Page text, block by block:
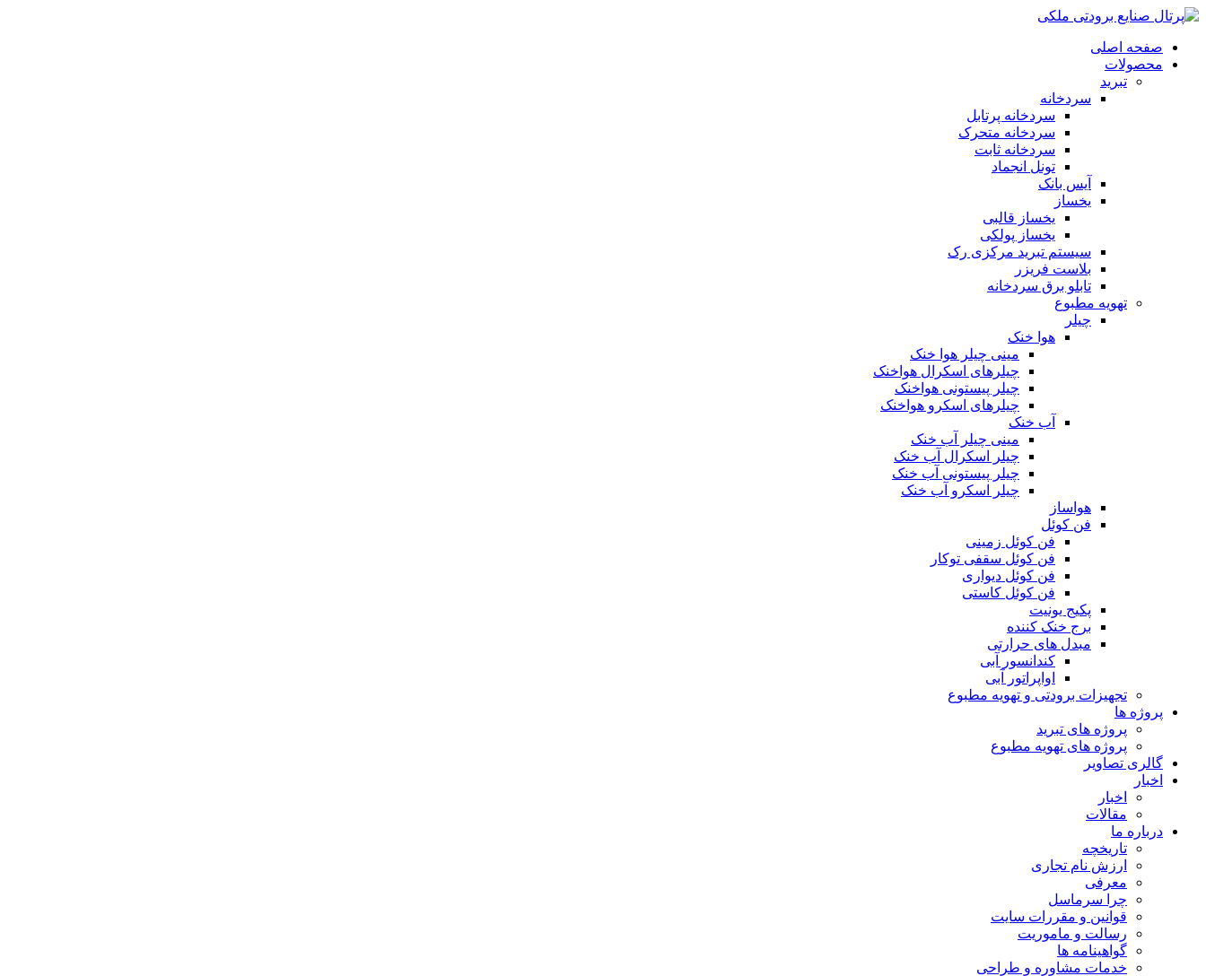
صفحه اصلی
محصولات
تبرید
سردخانه
سردخانه پرتابل
سردخانه متحرک
سردخانه ثابت
تونل انجماد
آیس بانک
یخساز
یخساز قالبی
یخساز پولکی
سیستم تبرید مرکزی رک
بلاست فریزر
تابلو برق سردخانه
تهویه مطبوع
چیلر
هوا خنک
مینی چیلر هوا خنک
چیلرهای اسکرال هواخنک
چیلر پیستونی هواخنک
چیلرهای اسکرو هواخنک
آب خنک
مینی چیلر آب خنک
چیلر اسکرال آب خنک
چیلر پیستونی آب خنک
چیلر اسکرو آب خنک
هواساز
فن کوئل
فن کوئل زمینی
فن کوئل سقفی توکار
فن کوئل دیواری
فن کوئل کاستی
پکیج یونیت
برج خنک کننده
مبدل های حرارتی
کندانسور آبی
اواپراتور آبی
تجهیزات برودتی و تهویه مطبوع
پروژه ها
پروژه های تبرید
پروژه های تهویه مطبوع
گالری تصاویر
اخبار
اخبار
مقالات
درباره ما
تاریخچه
ارزش نام تجاری
معرفی
چرا سرماسل
قوانین و مقررات سایت
رسالت و ماموریت
گواهینامه ها
خدمات مشاوره و طراحی